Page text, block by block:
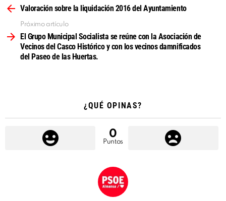
másValoración sobre la liquidación 2016 del Ayuntamiento
Próximo artículo
El Grupo Municipal Socialista se reúne con la Asociación de
Vecinos del Casco Histórico y con los vecinos damnificados
del Paseo de las Huertas.
¿QUÉ OPINAS?
0
Puntos